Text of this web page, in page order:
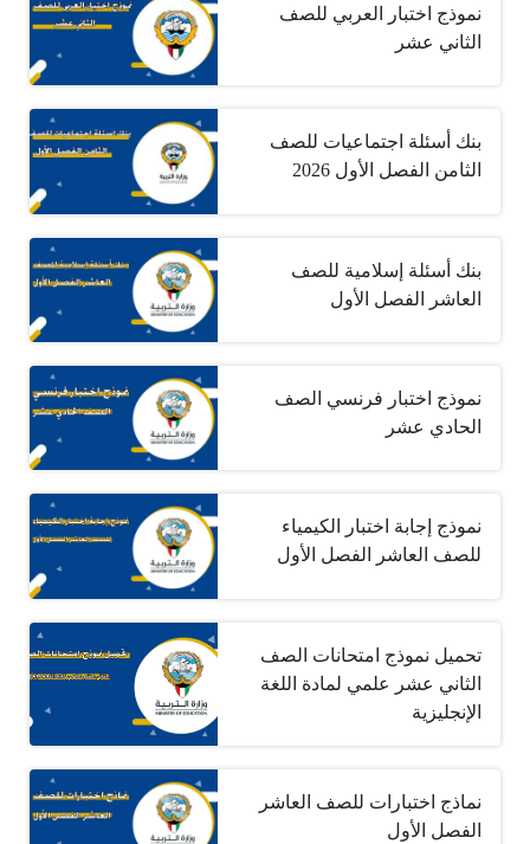
نموذج اختبار العربي للصف
الثاني عشر
بنك أسئلة اجتماعيات للصف
الثامن الفصل الأول 2026
بنك أسئلة إسلامية للصف
العاشر الفصل الأول
نموذج اختبار فرنسي الصف
الحادي عشر
نموذج إجابة اختبار الكيمياء
للصف العاشر الفصل الأول
تحميل نموذج امتحانات الصف
الثاني عشر علمي لمادة اللغة
الإنجليزية
نماذج اختبارات للصف العاشر
الفصل الأول